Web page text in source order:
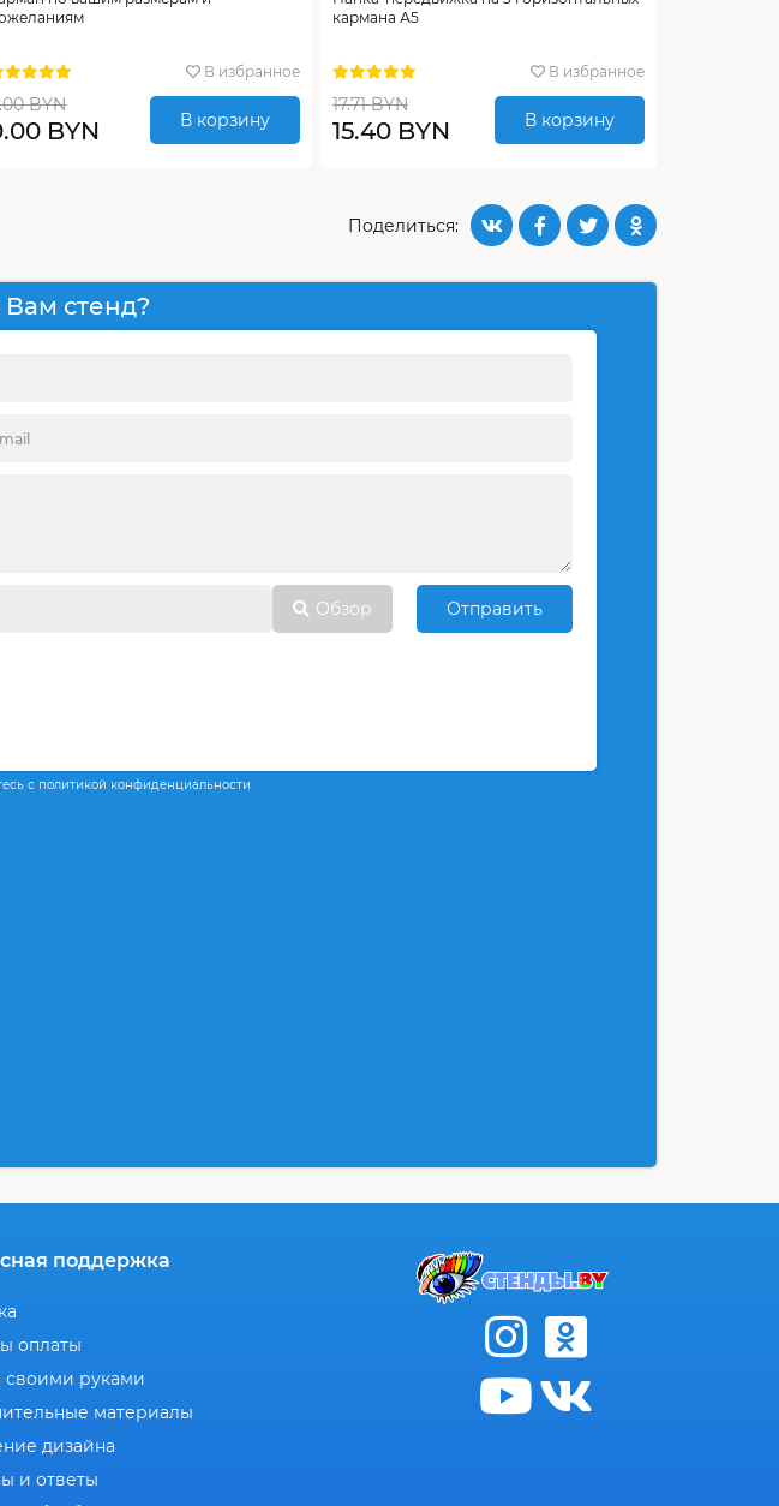
В избранное
BYN
BYN В корзину
кармана А5
В избранное
17.71 BYN
15.40 BYN В корзину
Поделиться:
стенд?
Обзор Отправить
с политикой конфиденциальности
поддержка
оплаты
своими руками
материалы
дизайна
и ответы